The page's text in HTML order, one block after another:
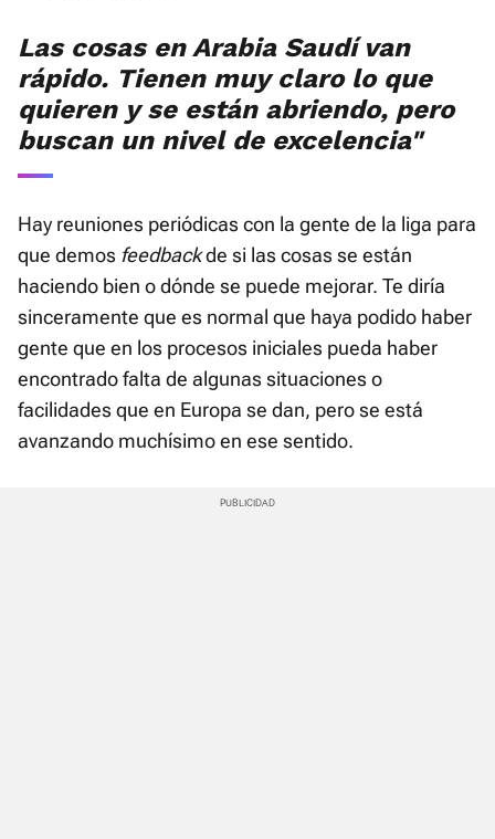
Las cosas en Arabia Saudí van
rápido. Tienen muy claro lo que
quieren y se están abriendo, pero
buscan un nivel de excelencia"
Hay reuniones periódicas con la gente de la liga para
que demos feedbackde si las cosas se están
haciendo bien o dónde se puede mejorar. Te diría
sinceramente que es normal que haya podido haber
gente que en los procesos iniciales pueda haber
encontrado falta de algunas situaciones o
facilidades que en Europa se dan, pero se está
avanzando muchísimo en ese sentido.